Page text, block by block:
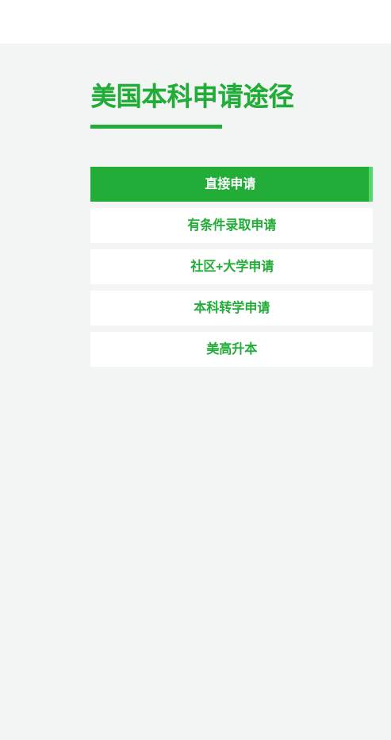
美国本科申请途径
直接申请
有条件录取申请
社区+大学申请
本科转学申请
美高升本